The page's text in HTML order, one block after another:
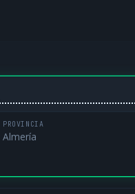
PROVINCIA
Almería